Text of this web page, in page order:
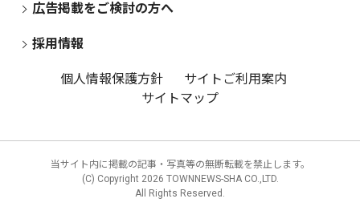
広告掲載をご検討の方へ
採用情報
個人情報保護方針
サイトご利用案内
サイトマップ
当サイト内に掲載の記事・写真等の無断転載を禁止します。
(C) Copyright 2026 TOWNNEWS-SHA CO.,LTD.
All Rights Reserved.